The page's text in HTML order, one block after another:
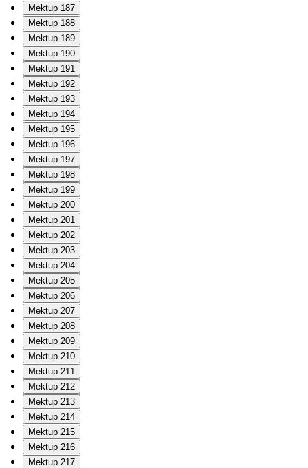
Mektup 187
Mektup 188
Mektup 189
Mektup 190
Mektup 191
Mektup 192
Mektup 193
Mektup 194
Mektup 195
Mektup 196
Mektup 197
Mektup 198
Mektup 199
Mektup 200
Mektup 201
Mektup 202
Mektup 203
Mektup 204
Mektup 205
Mektup 206
Mektup 207
Mektup 208
Mektup 209
Mektup 210
Mektup 211
Mektup 212
Mektup 213
Mektup 214
Mektup 215
Mektup 216
Mektup 217